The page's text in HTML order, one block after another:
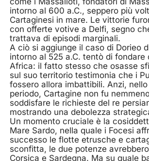
intorno al 600 a.C., seppero più
Cartaginesi in mare. Le vittorie
con offerte votive a Delfi, segno
trattava di episodi marginali.
A ciò si aggiunge il caso di Dorieo
intorno al 525 a.C. tentò di fondare
Africa: il fatto stesso che osasse
sul suo territorio testimonia che i
fossero allora imbattibili. Anzi,
periodo, Cartagine non fu
soddisfare le richieste del re
mostrando una debolezza
Un momento cruciale è la
Mare Sardo, nella quale i Focesi
successo le flotte etrusche e
sconfitta, le due potenze
Corsica e Sardegna. Ma su quale